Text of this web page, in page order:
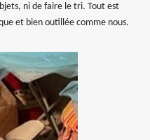
ni de faire le tri. Tout est
et bien outillée comme nous.